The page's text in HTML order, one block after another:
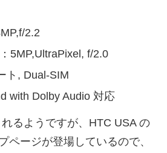
2.2
5MP,UltraPixel, f/2.0
ト, Dual-SIM
with Dolby Audio 対応
るようですが、HTC USA の
ページが登場しているので、